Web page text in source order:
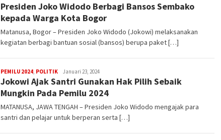
Iyan
Presiden Joko Widodo Berbagi Bansos Sembako
kepada Warga Kota Bogor
Matanusa, Bogor – Presiden Joko Widodo (Jokowi) melaksanakan
kegiatan berbagi bantuan sosial (bansos) berupa paket […]
PEMILU 2024, POLITIKSteven
Darma
Januari 23, 2024
Jokowi Ajak Santri Gunakan Hak Pilih Sebaik
Mungkin Pada Pemilu 2024
MATANUSA, JAWA TENGAH – Presiden Joko Widodo mengajak para
santri dan pelajar untuk berperan serta […]